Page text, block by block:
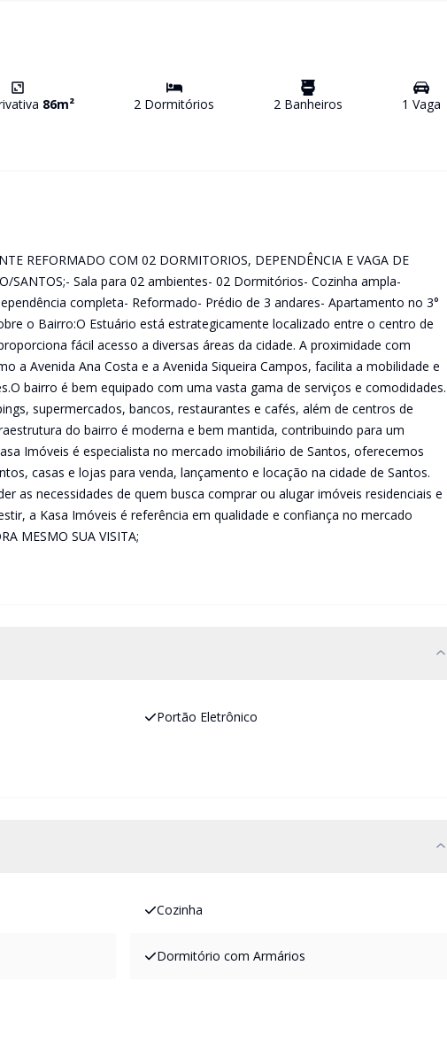
86m² 2 Dormitórios 2 Banheiros 1 Vaga
REFORMADO COM 02 DORMITORIOS, DEPENDÊNCIA E VAGA DE
SANTOS;- Sala para 02 ambientes- 02 Dormitórios- Cozinha ampla-
completa- Reformado- Prédio de 3 andares- Apartamento no 3°
o Bairro:O Estuário está estrategicamente localizado entre o centro de
fácil acesso a diversas áreas da cidade. A proximidade com
a Avenida Ana Costa e a Avenida Siqueira Campos, facilita a mobilidade e
bairro é bem equipado com uma vasta gama de serviços e comodidades.
supermercados, bancos, restaurantes e cafés, além de centros de
do bairro é moderna e bem mantida, contribuindo para um
Imóveis é especialista no mercado imobiliário de Santos, oferecemos
casas e lojas para venda, lançamento e locação na cidade de Santos.
as necessidades de quem busca comprar ou alugar imóveis residenciais e
a Kasa Imóveis é referência em qualidade e confiança no mercado
MESMO SUA VISITA;
Portão Eletrônico
Cozinha
Dormitório com Armários